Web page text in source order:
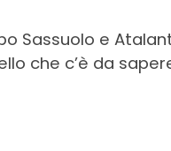
Sassuolo e
che c’è da